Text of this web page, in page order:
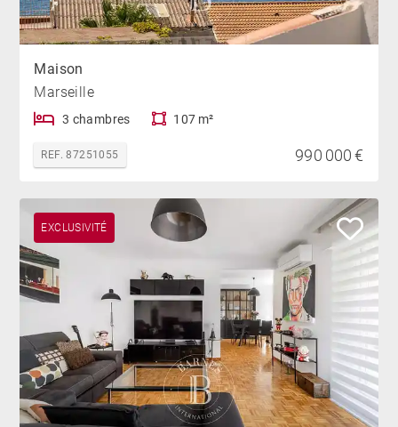
Maison
Marseille
3 chambres 107 m²
REF. 87251055 990 000 €
EXCLUSIVITÉ